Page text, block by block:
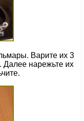
Варите их 3
Далее нарежьте их